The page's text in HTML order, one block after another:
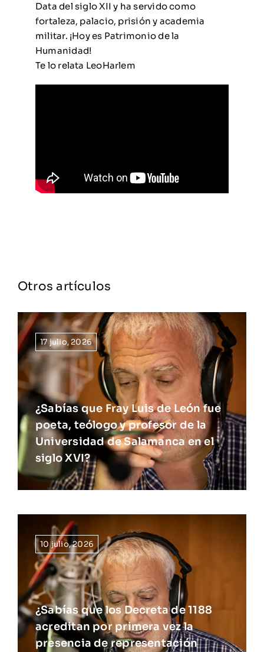
Data del siglo XII y ha servido como
fortaleza, palacio, prisión y academia
militar. ¡Hoy es Patrimonio de la
Humanidad!
Te lo relata LeoHarlem
Otros artículos
17 julio, 2026
¿Sabías que Fray Luis de León fue
poeta, teólogo y profesor de la
Universidad de Salamanca en el
siglo XVI?
10 julio, 2026
¿Sabías que los Decreta de 1188
acreditan por primera vez la
presencia de representación